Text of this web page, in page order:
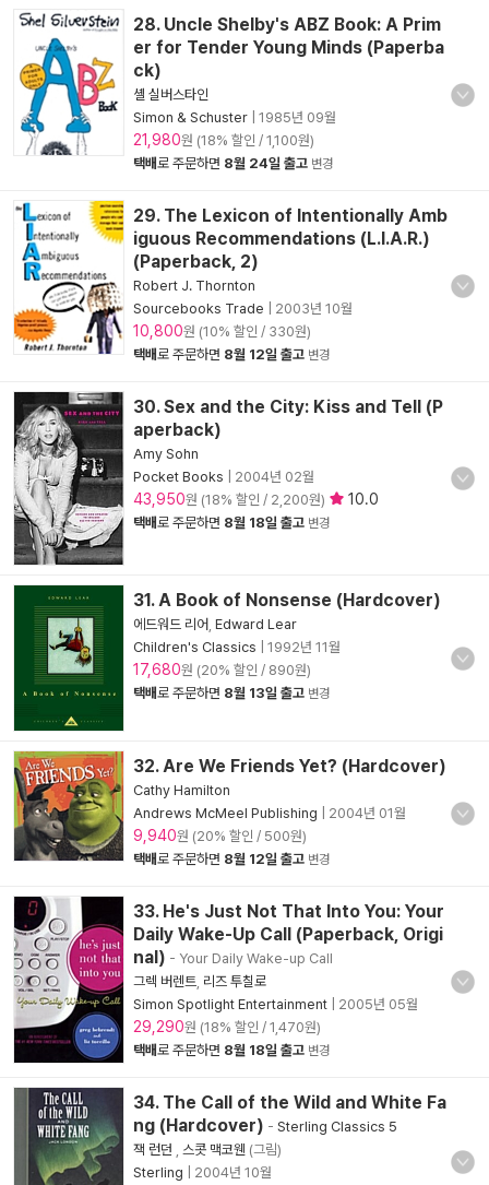
28. Uncle Shelby's ABZ Book: A Prim
er for Tender Young Minds (Paperba
ck)
셸 실버스타인
Simon & Schuster
1985년 09월
21,980원 (18% 할인 / 1,100원)
택배로 주문하면 8월 24일 출고 변경
29. The Lexicon of Intentionally Amb
iguous Recommendations (L.I.A.R.)
(Paperback, 2)
Robert J. Thornton
Sourcebooks Trade
2003년 10월
10,800원 (10% 할인 / 330원)
택배로 주문하면 8월 12일 출고 변경
30. Sex and the City: Kiss and Tell (P
aperback)
Amy Sohn
Pocket Books
2004년 02월
43,950원 (18% 할인 / 2,200원) 10.0
택배로 주문하면 8월 18일 출고 변경
31. A Book of Nonsense (Hardcover)
에드워드 리어 Edward Lear
Children's Classics
1992년 11월
17,680원 (20% 할인 / 890원)
택배로 주문하면 8월 13일 출고 변경
32. Are We Friends Yet? (Hardcover)
Cathy Hamilton
Andrews McMeel Publishing
2004년 01월
9,940원 (20% 할인 / 500원)
택배로 주문하면 8월 12일 출고 변경
33. He's Just Not That Into You: Your
Daily Wake-Up Call (Paperback, Origi
nal) - Your Daily Wake-up Call
그렉 버렌트 리즈 투칠로
Simon Spotlight Entertainment
2005년 05월
29,290원 (18% 할인 / 1,470원)
택배로 주문하면 8월 18일 출고 변경
34. The Call of the Wild and White Fa
ng (Hardcover) - Sterling Classics 5
잭 런던
스콧 맥코웬 (그림)
Sterling
2004년 10월